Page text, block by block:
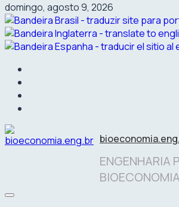
domingo, agosto 9, 2026
ENGENHARIA
BIOECONOMIA